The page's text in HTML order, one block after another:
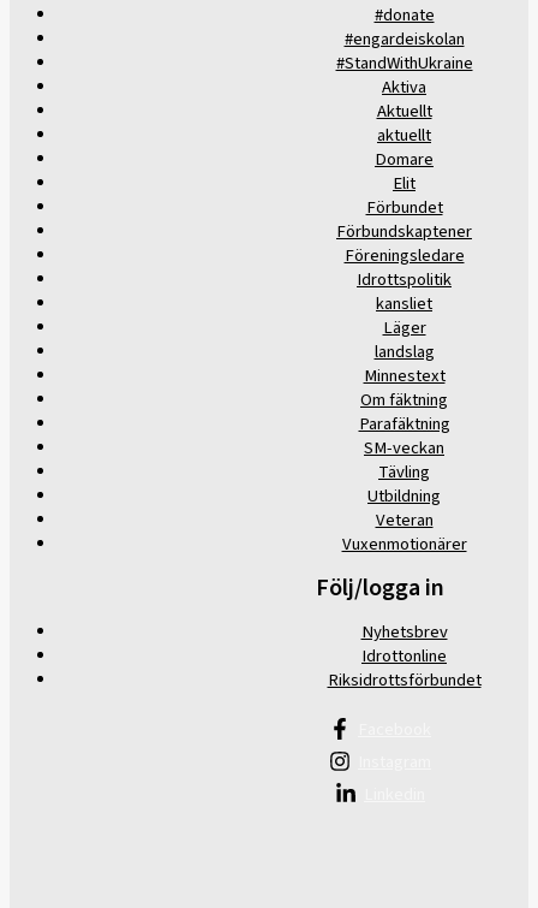
#donate
#engardeiskolan
#StandWithUkraine
Aktiva
Aktuellt
aktuellt
Domare
Elit
Förbundet
Förbundskaptener
Föreningsledare
Idrottspolitik
kansliet
Läger
landslag
Minnestext
Om fäktning
Parafäktning
SM-veckan
Tävling
Utbildning
Veteran
Vuxenmotionärer
Följ/logga in
Nyhetsbrev
Idrottonline
Riksidrottsförbundet